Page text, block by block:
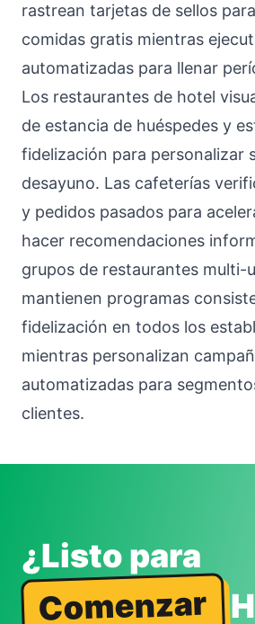
rastrean tarjetas de sellos
comidas gratis mientras
automatizadas para llenar
Los restaurantes de hotel
de estancia de huéspedes y
fidelización para personalizar
desayuno. Las cafeterías
y pedidos pasados para
hacer recomendaciones
grupos de restaurantes multi-
mantienen programas
fidelización en todos los
mientras personalizan
automatizadas para
clientes.
¿Listo para
Comenzar